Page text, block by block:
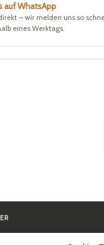
auf WhatsApp
– wir melden uns so
eines Werktags.